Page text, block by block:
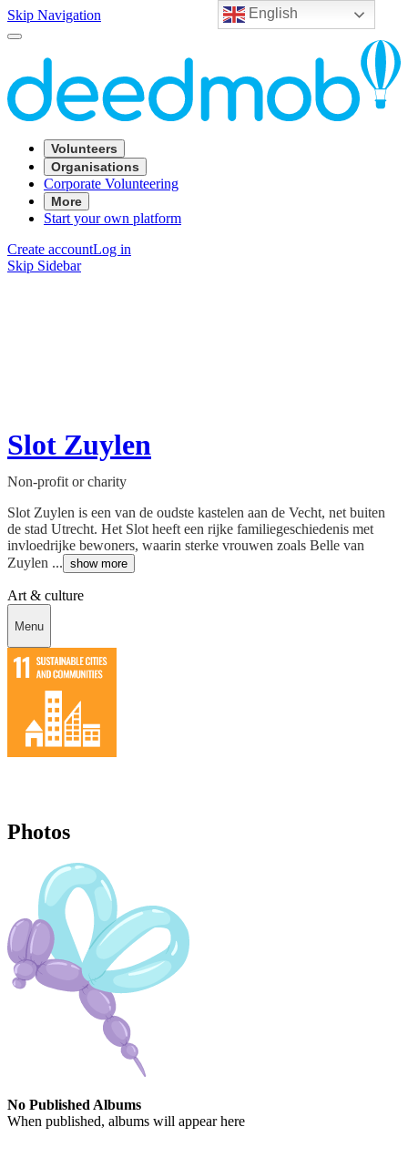
English
Skip Navigation
Volunteers
Organisations
Corporate Volunteering
More
Start your own platform
Create accountLog in
Skip Sidebar
Slot Zuylen
Non-profit or charity
Slot Zuylen is een van de oudste kastelen aan de Vecht, net buiten
de stad Utrecht. Het Slot heeft een rijke familiegeschiedenis met
invloedrijke bewoners, waarin sterke vrouwen zoals Belle van
Zuylen ... show more
Art & culture
Menu
Photos
No Published Albums
When published, albums will appear here